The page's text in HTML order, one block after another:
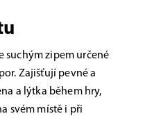
suchým zipem určené
Zajišťují pevné a
a lýtka během hry,
svém místě i při